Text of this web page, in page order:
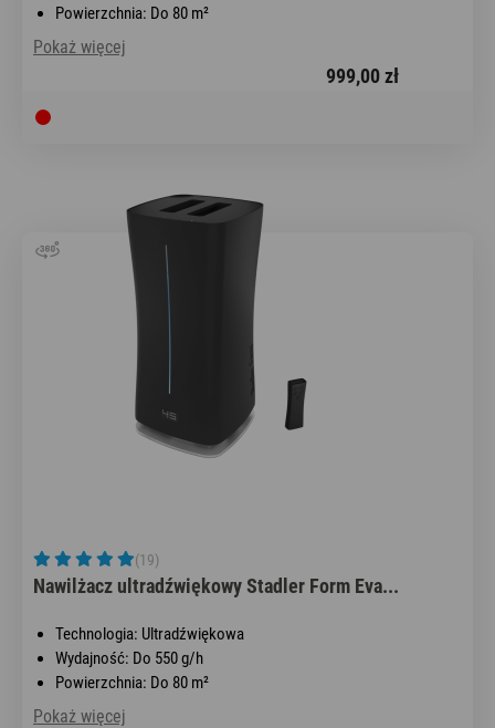
Powierzchnia: Do 80 m²
Pokaż więcej
999,00 zł
(19)
Nawilżacz ultradźwiękowy Stadler Form Eva...
Technologia: Ultradźwiękowa
Wydajność: Do 550 g/h
Powierzchnia: Do 80 m²
Pokaż więcej